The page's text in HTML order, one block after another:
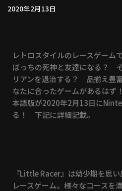
2020年2月13日
レトロスタイルのレースゲー
ぼっちの死神と友達になる？
リアンを退治する？ 品揃え豊
なたに合ったゲームがあるはず
本語版が2020年2月13日に
る！ 下記に詳細記載。
『Little Racer』は幼少期を思
レースゲーム。様々なコースを